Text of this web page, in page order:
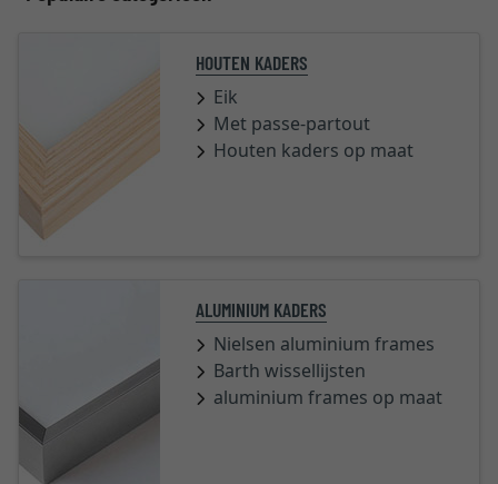
HOUTEN KADERS
Eik
Met passe-partout
Houten kaders op maat
ALUMINIUM KADERS
Nielsen aluminium frames
Barth wissellijsten
aluminium frames op maat